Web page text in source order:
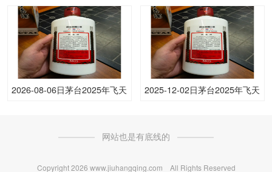
涨 670元
2026-08-06日茅台2025年飞天
2025-12-02日茅台2025年飞天
网站也是有底线的
Copyright2026 www.jiuhangqing.com All Rights Reserved